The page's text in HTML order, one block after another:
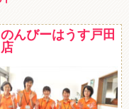
のんびーはうす戸田
店